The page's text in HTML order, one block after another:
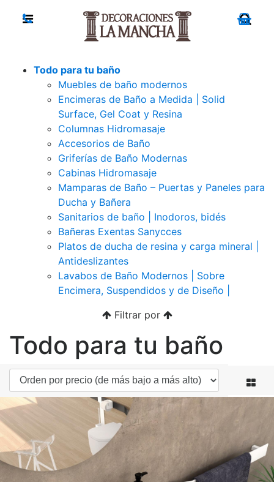
Todo para tu baño
Muebles de baño modernos
Encimeras de Baño a Medida | Solid
Surface, Gel Coat y Resina
Columnas Hidromasaje
Accesorios de Baño
Griferías de Baño Modernas
Cabinas Hidromasaje
Mamparas de Baño – Puertas y Paneles para
Ducha y Bañera
Sanitarios de baño | Inodoros, bidés
Bañeras Exentas Sanycces
Platos de ducha de resina y carga mineral |
Antideslizantes
Lavabos de Baño Modernos | Sobre
Encimera, Suspendidos y de Diseño |
Filtrar por
Todo para tu baño